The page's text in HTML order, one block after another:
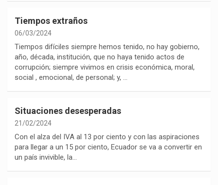
Tiempos extraños
06/03/2024
Tiempos difíciles siempre hemos tenido, no hay gobierno,
año, década, institución, que no haya tenido actos de
corrupción; siempre vivimos en crisis económica, moral,
social , emocional, de personal; y, …
Situaciones desesperadas
21/02/2024
Con el alza del IVA al 13 por ciento y con las aspiraciones
para llegar a un 15 por ciento, Ecuador se va a convertir en
un país invivible, la…